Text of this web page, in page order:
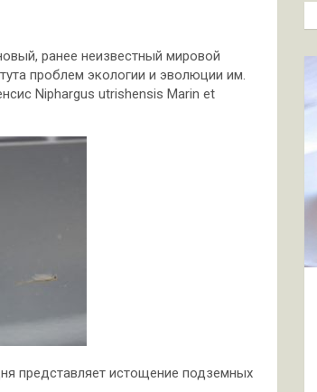
ранее неизвестный мировой
проблем экологии и эволюции им.
Niphargus utrishensis Marin et
представляет истощение подземных